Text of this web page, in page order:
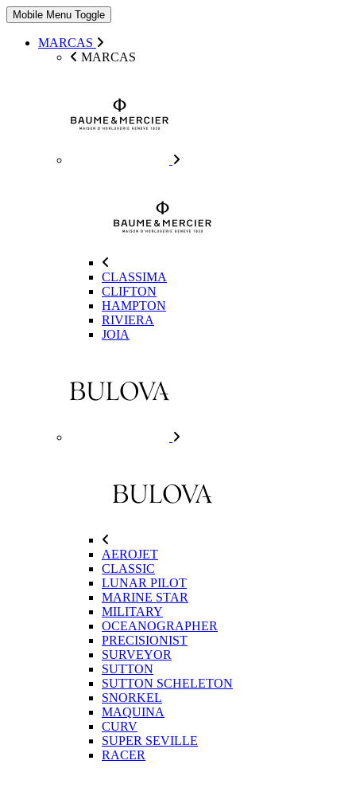
Mobile Menu Toggle
MARCAS
MARCAS
CLASSIMA
CLIFTON
HAMPTON
RIVIERA
JOIA
AEROJET
CLASSIC
LUNAR PILOT
MARINE STAR
MILITARY
OCEANOGRAPHER
PRECISIONIST
SURVEYOR
SUTTON
SUTTON SCHELETON
SNORKEL
MAQUINA
CURV
SUPER SEVILLE
RACER